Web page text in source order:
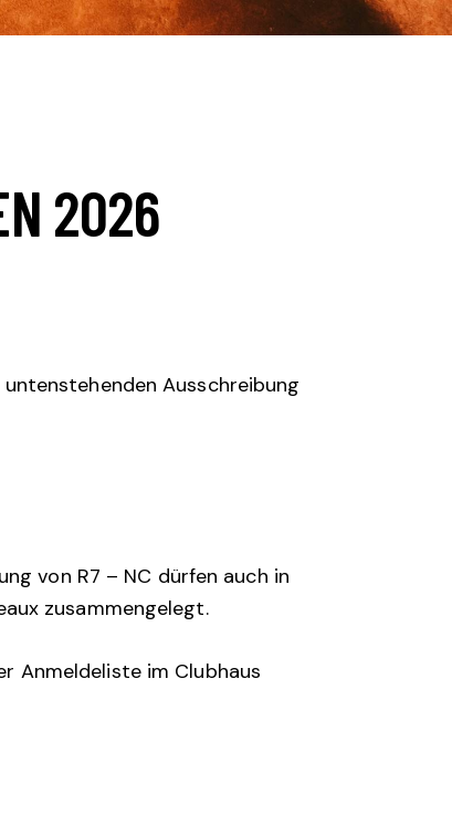
2026
Ausschreibung
von R7 – NC dürfen auch in
zusammengelegt.
Anmeldeliste im Clubhaus